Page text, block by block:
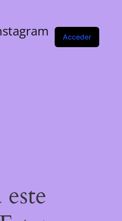
Acceder